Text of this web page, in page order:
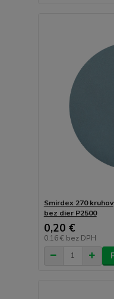
Smirdex 270
bez dier P2500
0,20 €
0,16 € bez DPH